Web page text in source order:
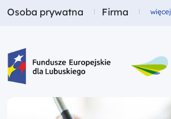
Fundusze dla
Osoba prywatna Fundusze dla
Firma więcej
Fundusze Europejskie dla Lubuskiego